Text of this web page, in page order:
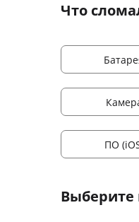
Что
ПО
Выберите